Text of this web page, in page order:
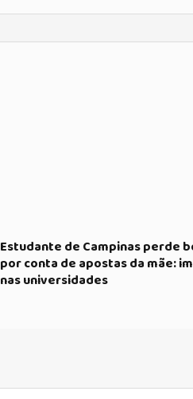
Estudante de Campinas perde
por conta de apostas da mãe:
nas universidades